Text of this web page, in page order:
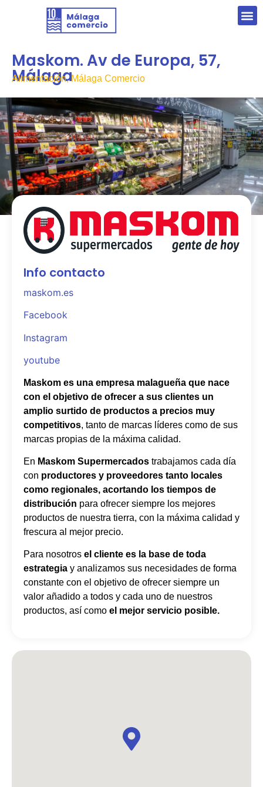
Maskom. Av de Europa, 57,
Málaga
Alimentación, Málaga Comercio
Info contacto
maskom.es
Facebook
Instagram
youtube
Maskom es una empresa malagueña que nace
con el objetivo de ofrecer a sus clientes un
amplio surtido de productos a precios muy
competitivos, tanto de marcas líderes como de sus
marcas propias de la máxima calidad.
En Maskom Supermercados trabajamos cada día
con productores y proveedores tanto locales
como regionales, acortando los tiempos de
distribución para ofrecer siempre los mejores
productos de nuestra tierra, con la máxima calidad y
frescura al mejor precio.
Para nosotros el cliente es la base de toda
estrategia y analizamos sus necesidades de forma
constante con el objetivo de ofrecer siempre un
valor añadido a todos y cada uno de nuestros
productos, así como el mejor servicio posible.